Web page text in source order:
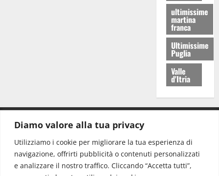
Diamo valore alla tua privacy
Utilizziamo i cookie per migliorare la tua esperienza di
navigazione, offrirti pubblicità o contenuti personalizzati
e analizzare il nostro traffico. Cliccando “Accetta tutti”,
ultimissime
martina
franca
Ultimissime
Puglia
Valle
d'Itria
Redazione: redazione@www.martinasera.it
Direttore:direttore@www.martinasera.it